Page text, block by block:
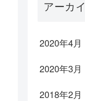
アーカ
2020年4月
2020年3月
2018年2月